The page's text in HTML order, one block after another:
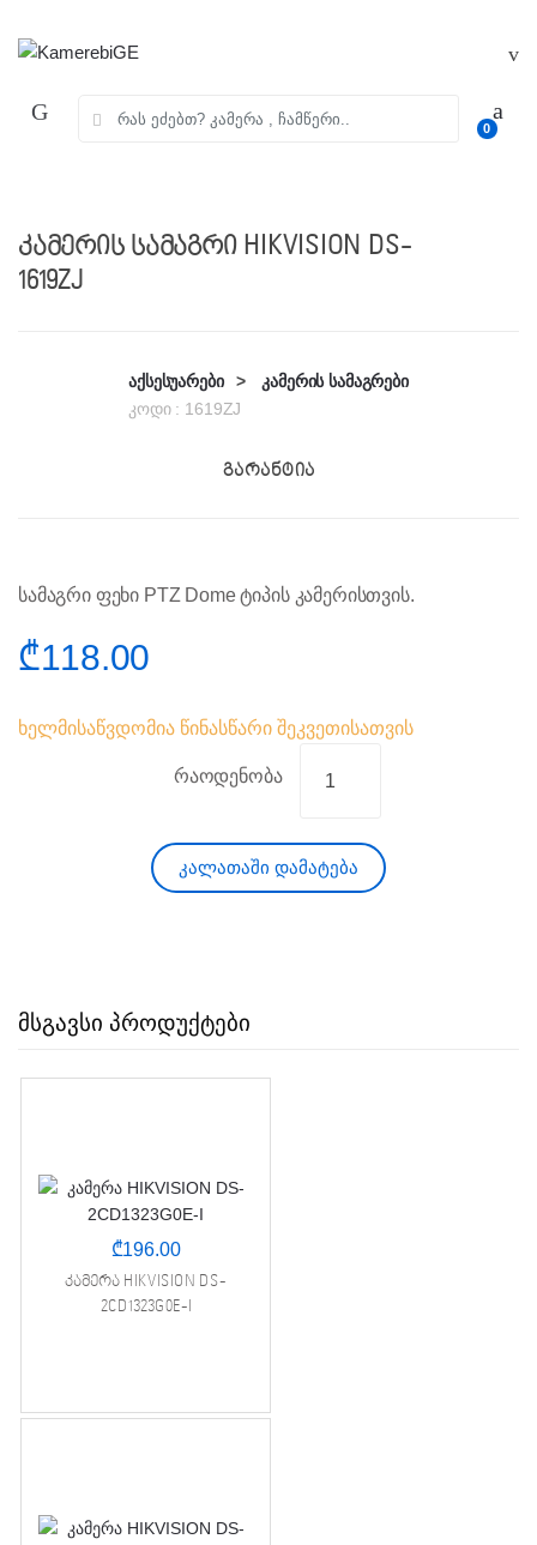
0
კამერის სამაგრი HIKVISION DS-
1619ZJ
აქსესუარები >
კამერის სამაგრები
კოდი : 1619ZJ
სამაგრი ფეხი PTZ Dome ტიპის კამერისთვის.
₾118.00
ხელმისაწვდომია წინასწარი შეკვეთისათვის
რაოდენობა
კალათაში დამატება
მსგავსი პროდუქტები
₾196.00
კამერა HIKVISION DS-
2CD1323G0E-I